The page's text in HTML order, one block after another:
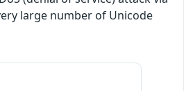
large number of Unicode